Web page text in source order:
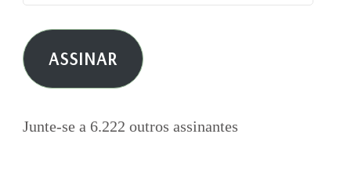
de
e-
mail ASSINAR
Junte-se a 6.222 outros assinantes